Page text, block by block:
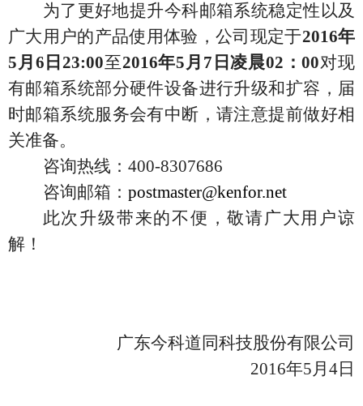
为了更好地提升今科邮箱系统稳定性以及
广大用户的产品使用体验，公司现定于2016年
5月6日23:00至2016年5月7日凌晨02：00对现
有邮箱系统部分硬件设备进行升级和扩容，届
时邮箱系统服务会有中断，请注意提前做好相
关准备。
咨询热线：400-8307686
咨询邮箱： postmaster@kenfor.net
此次升级带来的不便，敬请广大用户谅
解！
广东今科道同科技股份有限公司
2016年5月4日